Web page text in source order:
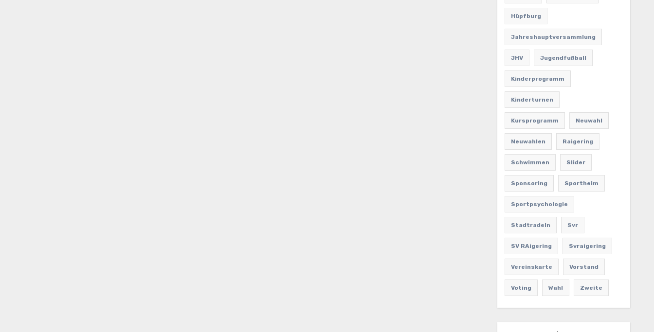
Hüpfburg
Jahreshauptversammlung
JHV Jugendfußball
Kinderprogramm
Kinderturnen
Kursprogramm Neuwahl
Neuwahlen Raigering
Schwimmen Slider
Sponsoring Sportheim
Sportpsychologie
Stadtradeln Svr
SV RAigering Svraigering
Vereinskarte Vorstand
Voting Wahl Zweite